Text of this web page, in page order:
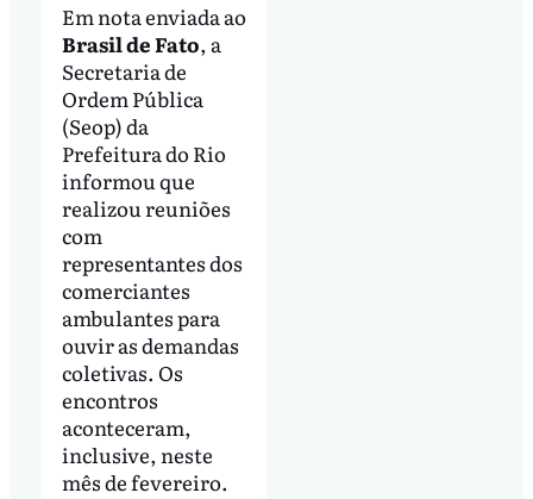
Em nota enviada ao
Brasil de Fato, a
Secretaria de
Ordem Pública
(Seop) da
Prefeitura do Rio
informou que
realizou reuniões
com
representantes dos
comerciantes
ambulantes para
ouvir as demandas
coletivas. Os
encontros
aconteceram,
inclusive, neste
mês de fevereiro.